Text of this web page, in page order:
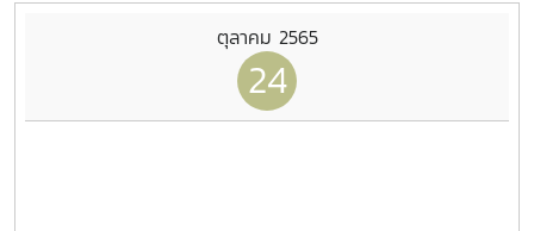
ตุลาคม 2565
24